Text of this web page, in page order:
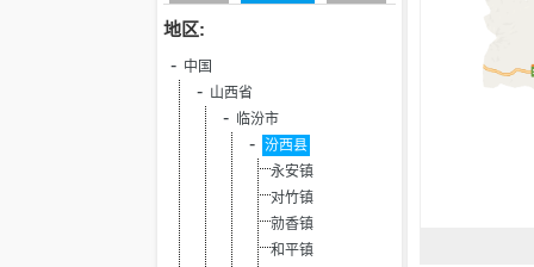
地区:
中国
山西省
临汾市
汾西县
永安镇
对竹镇
勍香镇
和平镇